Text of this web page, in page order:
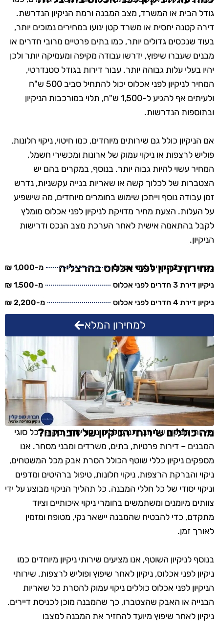
גודל הבית או המשרד, מצב המבנה ורמת הניקיון הנדרשת.
דירה קטנה יחסית או משרד קטן ינועו במחירים נמוכים יותר,
בעוד שנכסים גדולים יותר, כמו בתים פרטיים מרובי חדרים או
מבנים שעברו שיפוץ, ידרשו עבודה מקיפה ומעמיקה יותר ולכן
יהיו בעלי עלות גבוהה יותר. עבור דירות בגודל סטנדרטי,
המחיר לניקיון לפני אכלוס יכול להתחיל סביב 500 ש"ח
ולעיתים אף להגיע ל-1,500 ש"ח, תלוי במורכבות הניקיון
ובתוספות הנדרשות.
אם הניקיון כולל גם שירותים מיוחדים, כמו חיטוי, ניקוי חלונות,
פוליש לרצפות או ניקוי עמוק של ארונות ומכשירי חשמל,
המחיר עשוי להיות גבוה יותר. בנוסף, במקרים בהם יש
הצטברות של לכלוך קשה או שאריות בנייה עקשניות, נדרש
זמן עבודה נוסף וייתכן שימוש בחומרים מיוחדים, מה שישפיע
על העלות. הצעת מחיר מדויקת לניקיון לפני אכלוס מומלץ
לקבל בהתאמה אישית לאחר הערכת מצב הנכס ודרישות
הניקיון.
מחירון ניקיון לפני אכלוס בהרצליה
ניקיון דירת 2 חדרים לפני אכלוס
מ-1,000 ₪
ניקיון דירת 3 חדרים לפני אכלוס
מ-1,500 ₪
ניקיון דירת 4 חדרים לפני אכלוס
מ-2,200 ₪
למחירון המלא
מה כוללים שירותי הניקיון של חברתנו?
שירותי הניקיון של חברתנו כוללים ניקוי יסודי ומקיף לכל סוגי
המבנים – דירות פרטיות, בתים, משרדים ומבני מסחר. אנו
מספקים ניקיון כללי שוטף הכולל הסרת אבק מכל המשטחים,
ניקוי והברקת הרצפות, ניקוי חלונות, טיפול ברהיטים ומדפים
וניקוי יסודי של כל חללי המבנה. כל תהליך הניקוי מבוצע על ידי
צוותים מיומנים ומשתמשים בחומרי ניקוי איכותיים וציוד
מתקדם, כדי להבטיח שהמבנה יישאר נקי, מטופח ומזמין
לאורך זמן.
בנוסף לניקיון השוטף, אנו מציעים שירותי ניקיון מיוחדים כמו
ניקיון לפני אכלוס, ניקיון לאחר שיפוץ ופוליש לרצפות. שירותי
הניקיון לפני אכלוס כוללים ניקוי עמוק להסרת כל שאריות
הבנייה או האבק שהצטברו, כך שהמבנה מוכן לכניסת דיירים.
ניקיון לאחר שיפוץ מיועד להחזיר את המבנה למצבו